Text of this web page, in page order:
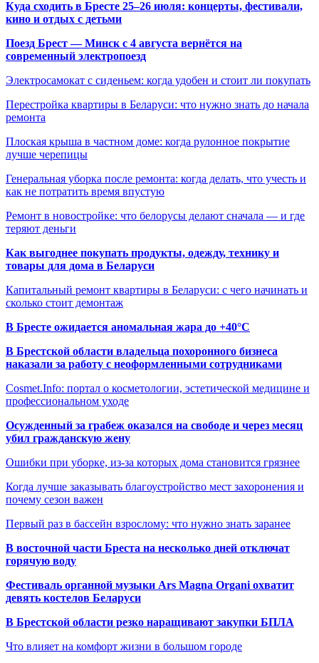
Куда сходить в Бресте 25–26 июля: концерты, фестивали,
кино и отдых с детьми
Поезд Брест — Минск с 4 августа вернётся на
современный электропоезд
Электросамокат с сиденьем: когда удобен и стоит ли покупать
Перестройка квартиры в Беларуси: что нужно знать до начала
ремонта
Плоская крыша в частном доме: когда рулонное покрытие
лучше черепицы
Генеральная уборка после ремонта: когда делать, что учесть и
как не потратить время впустую
Ремонт в новостройке: что белорусы делают сначала — и где
теряют деньги
Как выгоднее покупать продукты, одежду, технику и
товары для дома в Беларуси
Капитальный ремонт квартиры в Беларуси: с чего начинать и
сколько стоит демонтаж
В Бресте ожидается аномальная жара до +40°C
В Брестской области владельца похоронного бизнеса
наказали за работу с неоформленными сотрудниками
Cosmet.Info: портал о косметологии, эстетической медицине и
профессиональном уходе
Осужденный за грабеж оказался на свободе и через месяц
убил гражданскую жену
Ошибки при уборке, из-за которых дома становится грязнее
Когда лучше заказывать благоустройство мест захоронения и
почему сезон важен
Первый раз в бассейн взрослому: что нужно знать заранее
В восточной части Бреста на несколько дней отключат
горячую воду
Фестиваль органной музыки Ars Magna Organi охватит
девять костелов Беларуси
В Брестской области резко наращивают закупки БПЛА
Что влияет на комфорт жизни в большом городе